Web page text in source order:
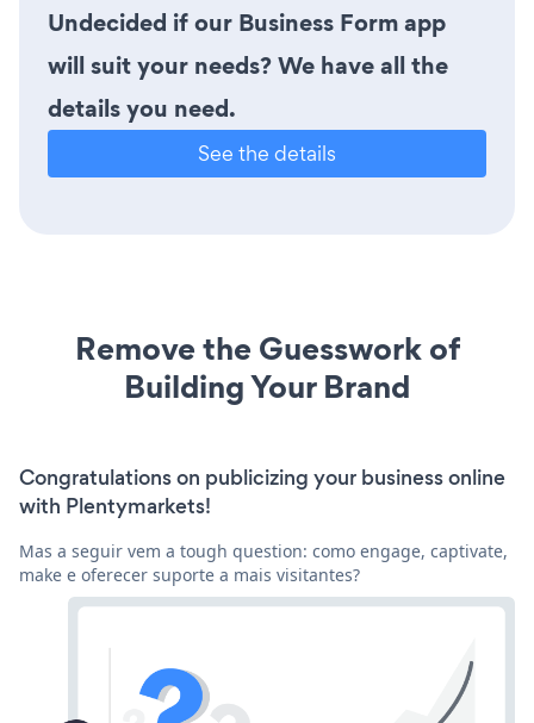
Undecided if our Business Form app
will suit your needs? We have all the
details you need.
See the details
Remove the Guesswork of
Building Your Brand
Congratulations on publicizing your business online
with Plentymarkets!
Mas a seguir vem a tough question: como engage, captivate,
make e oferecer suporte a mais visitantes?